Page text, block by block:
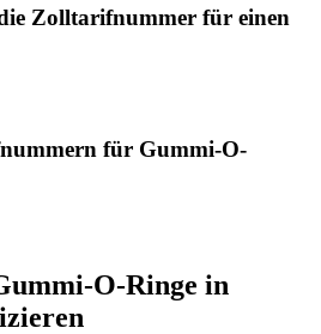
Zolltarifnummer für einen
für Gummi-O-
O-Ringe in